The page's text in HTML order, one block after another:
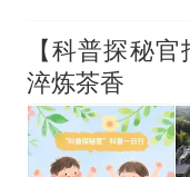
【科普探秘
淬炼茶香